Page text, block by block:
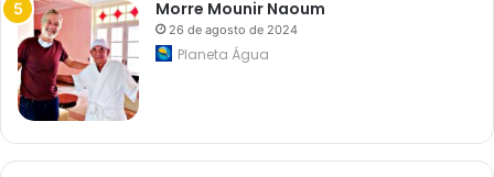
Morre Mounir Naoum
26 de agosto de 2024
Planeta Água